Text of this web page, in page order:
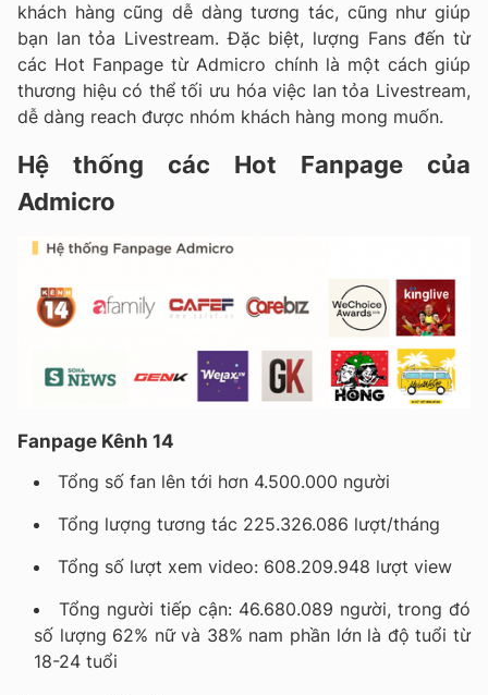
khách hàng cũng dễ dàng tương tác, cũng như giúp
bạn lan tỏa Livestream. Đặc biệt, lượng Fans đến từ
các Hot Fanpage từ Admicro chính là một cách giúp
thương hiệu có thể tối ưu hóa việc lan tỏa Livestream,
dễ dàng reach được nhóm khách hàng mong muốn.
Hệ thống các Hot Fanpage của
Admicro
Fanpage Kênh 14
Tổng số fan lên tới hơn 4.500.000 người
Tổng lượng tương tác 225.326.086 lượt/tháng
Tổng số lượt xem video: 608.209.948 lượt view
Tổng người tiếp cận: 46.680.089 người, trong đó
số lượng 62% nữ và 38% nam phần lớn là độ tuổi từ
18-24 tuổi